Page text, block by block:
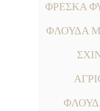
ΦΡΕΣΚΑ
ΦΛΟΥΔΑ